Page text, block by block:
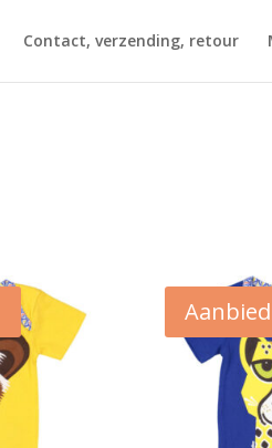
Contact, verzending, retour